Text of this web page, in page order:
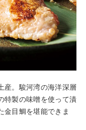
産。駿河湾の海洋深層
特製の味噌を使って漬
金目鯛を堪能できま